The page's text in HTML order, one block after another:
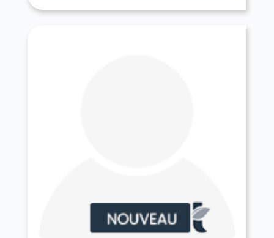
Tessancourt-sur-Aubette 78250
Villepreux 78450
Villette 78930
Villiers-le-Mahieu 78770
Villiers-Saint-Frédéric 78640